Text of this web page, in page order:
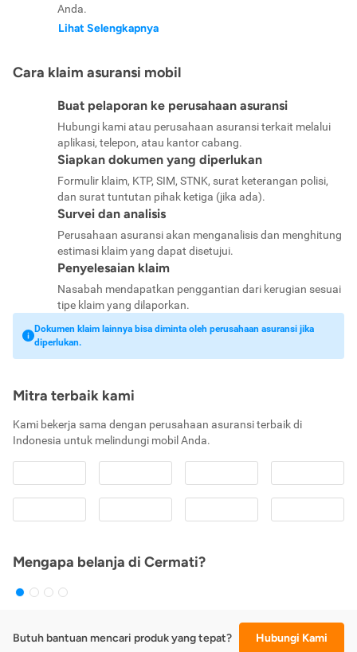
Anda.
Lihat Selengkapnya
Cara klaim asuransi mobil
Buat pelaporan ke perusahaan asuransi
Hubungi kami atau perusahaan asuransi terkait melalui
aplikasi, telepon, atau kantor cabang.
Siapkan dokumen yang diperlukan
Formulir klaim, KTP, SIM, STNK, surat keterangan polisi,
dan surat tuntutan pihak ketiga (jika ada).
Survei dan analisis
Perusahaan asuransi akan menganalisis dan menghitung
estimasi klaim yang dapat disetujui.
Penyelesaian klaim
Nasabah mendapatkan penggantian dari kerugian sesuai
tipe klaim yang dilaporkan.
Dokumen klaim lainnya bisa diminta oleh perusahaan asuransi jika
diperlukan.
Mitra terbaik kami
Kami bekerja sama dengan perusahaan asuransi terbaik di
Indonesia untuk melindungi mobil Anda.
Mengapa belanja di Cermati?
Butuh bantuan mencari produk yang tepat? Hubungi Kami